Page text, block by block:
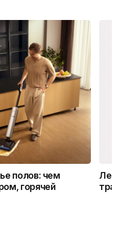
полов: чем
горячей